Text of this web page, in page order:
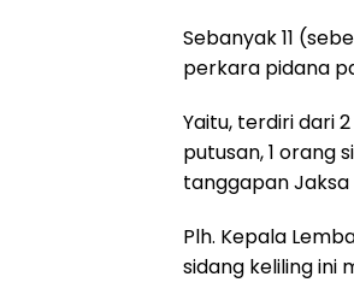
Sebanyak 11
perkara pidana
Yaitu, terdiri dari
putusan, 1 orang
tanggapan Jaksa
Plh. Kepala
sidang keliling ini